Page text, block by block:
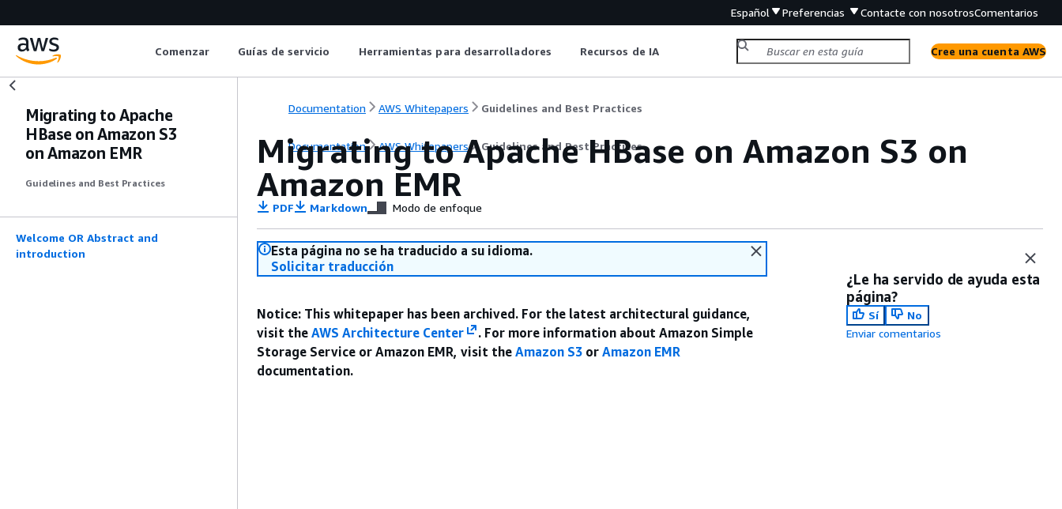
Español Preferencias Contacte con nosotrosComentarios
Comenzar Guías de servicio Herramientas para desarrolladores Recursos de IA Cree una cuenta AWS
Migrating to Apache
HBase on Amazon S3
on Amazon EMR
Guidelines and Best Practices
Welcome OR Abstract and
introduction
Documentation AWS Whitepapers Guidelines and Best Practices
Documentation AWS Whitepapers Guidelines and Best Practices
Migrating to Apache HBase on Amazon S3 on
Amazon EMR
PDF Markdown Modo de enfoque
Esta página no se ha traducido a su idioma.
Solicitar traducción
Notice: This whitepaper has been archived. For the latest architectural guidance,
visit the AWS Architecture Center
. For more information about Amazon Simple
Storage Service or Amazon EMR, visit the Amazon S3 or Amazon EMR
documentation.
¿Le ha servido de ayuda esta
página?
Sí
No
Enviar comentarios